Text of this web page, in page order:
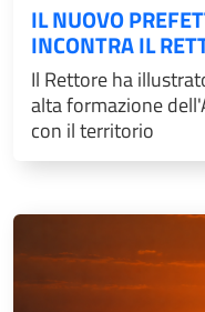
IL NUOVO
INCONTRA IL
Il Rettore ha
alta formazione
con il territorio